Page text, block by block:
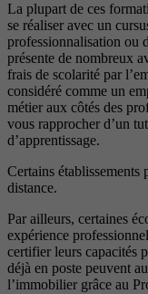
La plupart de ces
se réaliser avec un
professionnalisation ou
présente de nombreux
frais de scolarité par
considéré comme un
métier aux côtés des
vous rapprocher d’un
d’apprentissage.
Certains établissements
distance.
Par ailleurs, certaines
expérience
certifier leurs capacités
déjà en poste peuvent
l’immobilier grâce au